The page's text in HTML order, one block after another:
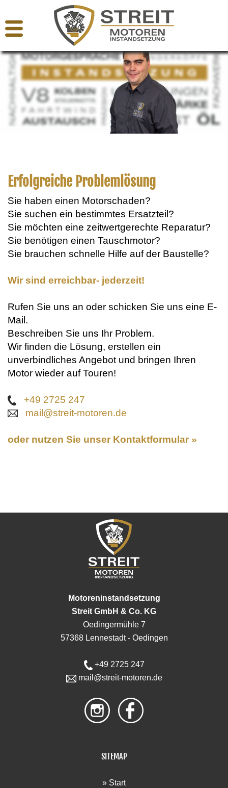
Erfolgreiche Problemlösung
Sie haben einen Motorschaden?
Sie suchen ein bestimmtes Ersatzteil?
Sie möchten eine zeitwertgerechte Reparatur?
Sie benötigen einen Tauschmotor?
Sie brauchen schnelle Hilfe auf der Baustelle?
Wir sind erreichbar- jederzeit!
Rufen Sie uns an oder schicken Sie uns eine E-
Mail.
Beschreiben Sie uns Ihr Problem.
Wir finden die Lösung, erstellen ein
unverbindliches Angebot und bringen Ihren
Motor wieder auf Touren!
+49 2725 247
mail@streit-motoren.de
oder nutzen Sie unser Kontaktformular »
Motoreninstandsetzung
Streit GmbH & Co. KG
Oedingermühle 7
57368 Lennestadt - Oedingen
+49 2725 247
mail@streit-motoren.de
SITEMAP
» Start